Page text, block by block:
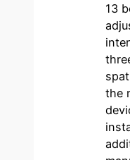
13
the